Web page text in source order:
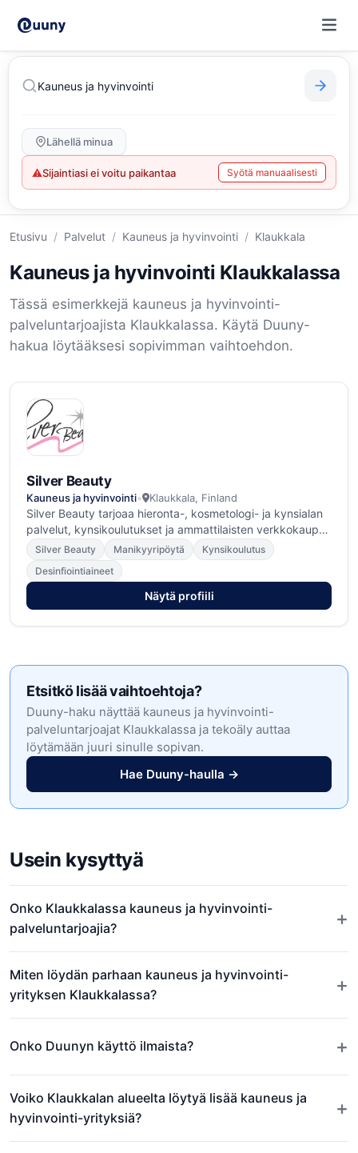
Lähellä minua
⚠Sijaintiasi ei voitu paikantaa Syötä manuaalisesti
Etusivu / Palvelut / Kauneus ja hyvinvointi / Klaukkala
Kauneus ja hyvinvointi Klaukkalassa
Tässä esimerkkejä kauneus ja hyvinvointi-
palveluntarjoajista Klaukkalassa. Käytä Duuny-
hakua löytääksesi sopivimman vaihtoehdon.
Silver Beauty
Kauneus ja hyvinvointi• Klaukkala, Finland
Silver Beauty tarjoaa hieronta-, kosmetologi- ja kynsialan
palvelut, kynsikoulutukset ja ammattilaisten verkkokaupan
yhdestä paikasta. Etsimme jatkuvasti uusia tapoja
kehittää alan työskentelyä ja olemme suunnitelleet
maailman ensimmäisen räätälöitävän sähköisen
ERGOLUXE-manikyyripöydän, joka on saanut CE-
merkinnän ja se omaa EU laajuisen mallisuojan.
Valikoimamme ja palvelumme perustuvat käytännön
Silver Beauty Manikyyripöytä
Kynsikoulutus
Desinfiointiaineet
Näytä profiili
Etsitkö lisää vaihtoehtoja?
Duuny-haku näyttää kauneus ja hyvinvointi-
palveluntarjoajat Klaukkalassa ja tekoäly auttaa
löytämään juuri sinulle sopivan.
Hae Duuny-haulla →
Usein kysyttyä
Onko Klaukkalassa kauneus ja hyvinvointi-
palveluntarjoajia?
+
Miten löydän parhaan kauneus ja hyvinvointi-
yrityksen Klaukkalassa?
+
Onko Duunyn käyttö ilmaista? +
Voiko Klaukkalan alueelta löytyä lisää kauneus ja
hyvinvointi-yrityksiä?
+